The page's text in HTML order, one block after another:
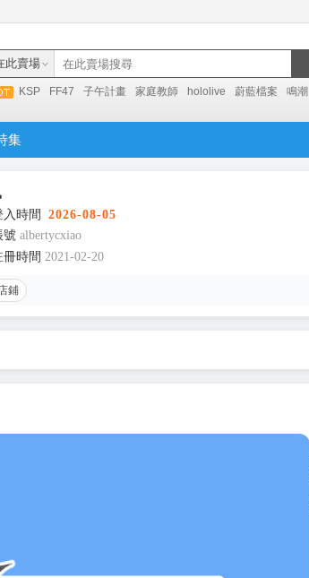
此賣場
KSP FF47 子午計畫 家庭教師 hololive 蔚藍檔案 鳴潮
集
時間
2026-08-05
號 albertycxiao
時間 2021-02-20
鋪